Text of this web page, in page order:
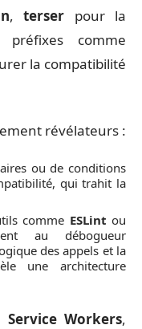
,terser pour la
comme
la compatibilité
révélateurs :
ou de conditions
qui trahit la
comme ESLint ou
au débogueur
des appels et la
une architecture
Service Workers,